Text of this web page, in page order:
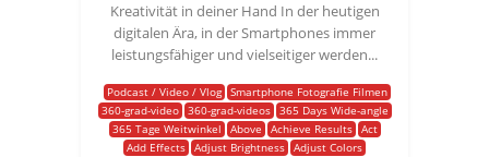
Kreativität in deiner Hand In der heutigen
digitalen Ära, in der Smartphones immer
leistungsfähiger und vielseitiger werden...
Podcast / Video / Vlog Smartphone Fotografie Filmen
360-grad-video
360-grad-videos
365 Days Wide-angle
365 Tage Weitwinkel
Above Achieve Results
Act
Add Effects Adjust Brightness Adjust Colors